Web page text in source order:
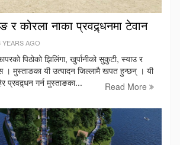
र कोरला नाका प्रवद्र्धनमा टेवान
AGO
पिठोको झिलिंगा, खुर्पानीको सुकुटी, स्याउ र
। मुस्ताङका यी उत्पादन जिल्लामै खपत हुन्छन् । यी
प्रवद्र्धन गर्न मुस्ताङका...
Read More